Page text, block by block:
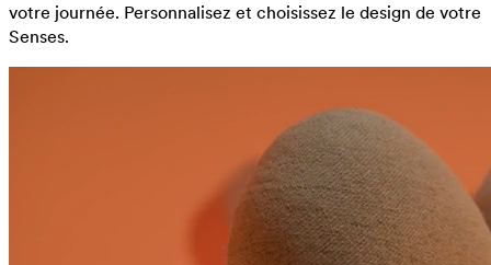
votre journée. Personnalisez et choisissez le design de votre
Senses.